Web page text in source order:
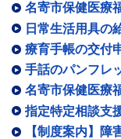
名寄市保健医療
日常生活用具の
療育手帳の交付
手話のパンフレ
名寄市保健医療
指定特定相談支
【制度案内】障